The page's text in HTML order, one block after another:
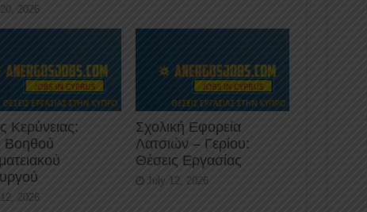
2026
Κερύνειας:
Βοηθού
2026
Σχολική Εφορεία
Λατσιών – Γερίου:
Θέσεις Εργασίας
July 12, 2026